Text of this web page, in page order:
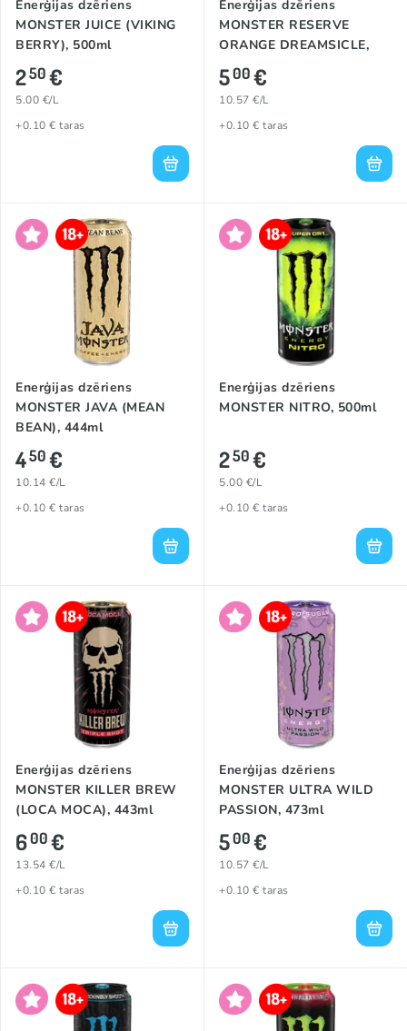
Enerģijas dzēriens
MONSTER JUICE (VIKING
BERRY), 500ml
250€
5.00 €/L
+0.10 € taras
Enerģijas dzēriens
MONSTER RESERVE
ORANGE DREAMSICLE,
473ml
500€
10.57 €/L
+0.10 € taras
Enerģijas dzēriens
MONSTER JAVA (MEAN
BEAN), 444ml
450€
10.14 €/L
+0.10 € taras
Enerģijas dzēriens
MONSTER NITRO, 500ml
250€
5.00 €/L
+0.10 € taras
Enerģijas dzēriens
MONSTER KILLER BREW
(LOCA MOCA), 443ml
600€
13.54 €/L
+0.10 € taras
Enerģijas dzēriens
MONSTER ULTRA WILD
PASSION, 473ml
500€
10.57 €/L
+0.10 € taras